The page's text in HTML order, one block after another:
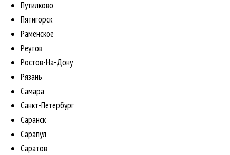
Путилково
Пятигорск
Раменское
Реутов
Ростов-На-Дону
Рязань
Самара
Санкт-Петербург
Саранск
Сарапул
Саратов